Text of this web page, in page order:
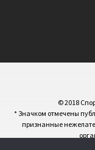
© 2018
* Значком отмечены
признанные